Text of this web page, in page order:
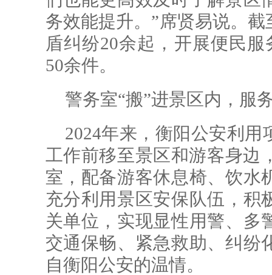
务效能提升。”席贤易说。
盾纠纷20余起，开展便民
50余件。
警务室“搬”进景区内，服
2024年来，衡阳公安利
工作前移至景区和游客身边
室，配备游客休息椅、饮水
充分利用景区安保队伍，积
关单位，实现显性用警、多
交通保畅、紧急救助、纠纷
自衡阳公安的温情。